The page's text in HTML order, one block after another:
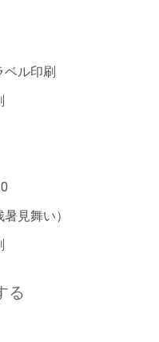
ベル印刷
見舞い）
る